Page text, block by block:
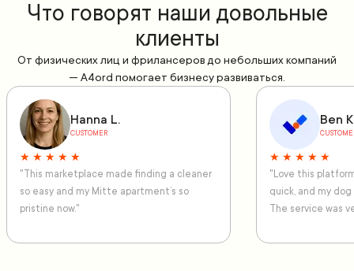
Что говорят наши довольные
клиенты
От физических лиц и фрилансеров до небольших компаний
— A4ord помогает бизнесу развиваться.
Hanna L.
CUSTOMER
★ ★ ★ ★ ★
"This marketplace made finding a cleaner
so easy and my Mitte apartment’s so
pristine now."
Ben
★ ★ ★ ★ ★
"Love this
quick, and my
The service was